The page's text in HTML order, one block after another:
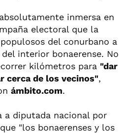
inmersa en
electoral que la
del conurbano a
interior bonaerense. No
kilómetros para "dar
cerca de los vecinos",
ámbito.com.
a diputada nacional por
"los bonaerenses y los